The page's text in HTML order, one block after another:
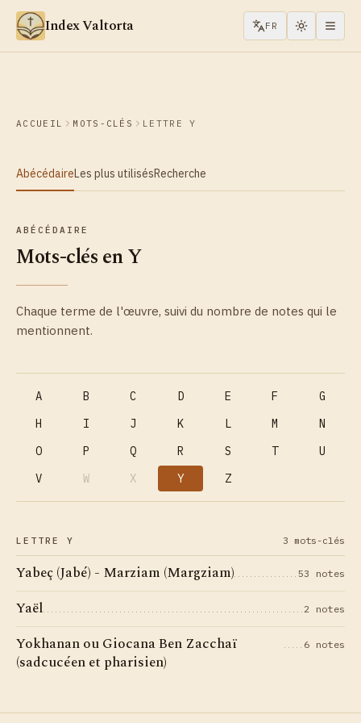
Aller au contenu
Index Valtorta FR
ACCUEIL MOTS-CLÉS LETTRE Y
AbécédaireLes plus utilisésRecherche
ABÉCÉDAIRE
Mots-clés en Y
Chaque terme de l'œuvre, suivi du nombre de notes qui le
mentionnent.
A B C D E F
G
H
I J K L M
N
O
P Q R S T
U
V
W X Y Z
LETTRE Y 3 mots-clés
Yabeç (Jabé) - Marziam (Margziam) 53 notes
Yaël 2 notes
Yokhanan ou Giocana Ben Zacchaï
(sadcucéen et pharisien)
6 notes